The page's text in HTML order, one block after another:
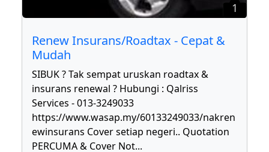
1
Renew Insurans/Roadtax - Cepat &
Mudah
SIBUK ? Tak sempat uruskan roadtax &
insurans renewal ? Hubungi : Qalriss
Services - 013-3249033
https://www.wasap.my/60133249033/nakren
ewinsurans Cover setiap negeri.. Quotation
PERCUMA & Cover Not...